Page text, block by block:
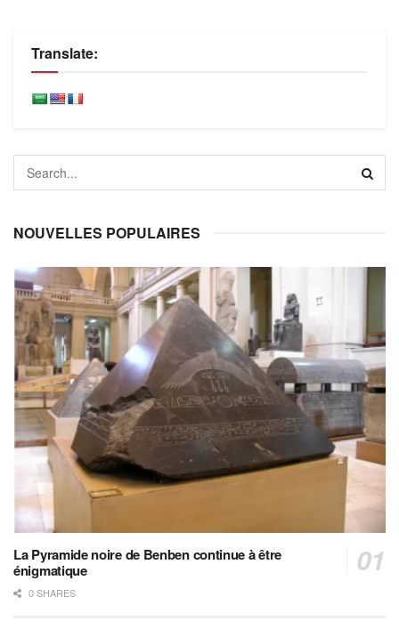
Translate:
NOUVELLES POPULAIRES
La Pyramide noire de Benben continue à être
énigmatique
0 SHARES